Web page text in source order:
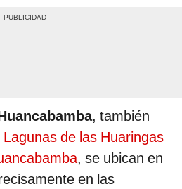
, también
Lagunas de las Huaringas
, se ubican en
en las